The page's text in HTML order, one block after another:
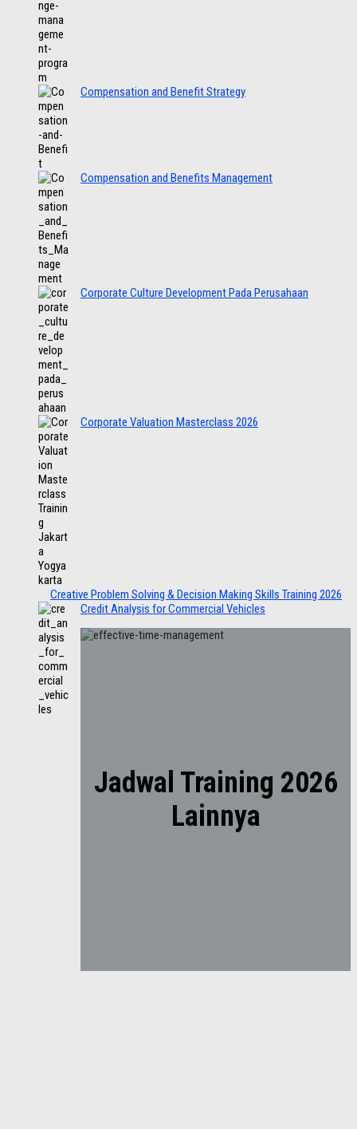
Compensation and Benefit Strategy
Compensation and Benefits Management
Corporate Culture Development Pada Perusahaan
Corporate Valuation Masterclass 2026
Creative Problem Solving & Decision Making Skills Training 2026
Credit Analysis for Commercial Vehicles
Jadwal Training 2026
Lainnya